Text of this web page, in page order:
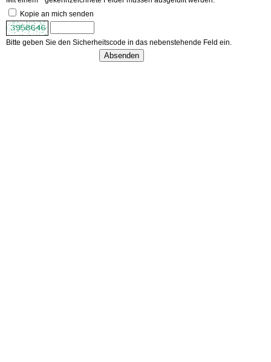
Kopie an mich senden
Bitte geben Sie den Sicherheitscode in das nebenstehende Feld ein.